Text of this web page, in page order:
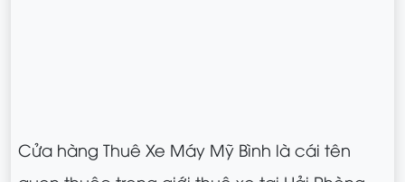
Cửa hàng Thuê Xe Máy Mỹ Bình là cái tên